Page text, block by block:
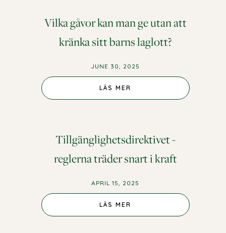
Vilka gåvor kan man ge utan att
kränka sitt barns laglott?
JUNE 30, 2025
LÄS MER
Tillgänglighetsdirektivet -
reglerna träder snart i kraft
APRIL 15, 2025
LÄS MER